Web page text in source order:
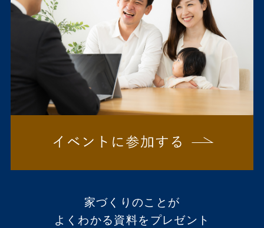
家づくりのことが
よくわかる資料をプレゼント